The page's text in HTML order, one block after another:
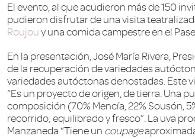
El evento, al que acudieron más de 150
pudieron disfrutar de una visita
Roujou y una comida campestre en el
En la presentación, José María Rivera,
de la recuperación de variedades
variedades autóctonas denostadas. Este
“Es un proyecto de origen, de tierra. Una
composición (70% Mencía, 22% Sousón,
recorrido; equilibrado y fresco”. La uva
Manzaneda “Tiene un coupage